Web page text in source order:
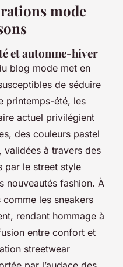
mode
et automne-hiver
blog mode met en
de séduire
printemps-été, les
actuel privilégient
des couleurs pastel
validées à travers des
par le street style
nouveautés fashion. À
comme les sneakers
rendant hommage à
entre confort et
streetwear